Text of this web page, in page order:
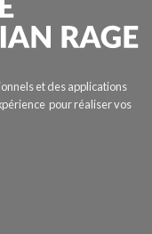
et des applications
pour réaliser vos